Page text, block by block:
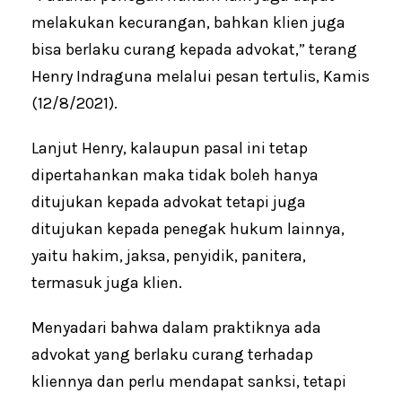
melakukan kecurangan, bahkan klien juga
bisa berlaku curang kepada advokat,” terang
Henry Indraguna melalui pesan tertulis, Kamis
(12/8/2021).
Lanjut Henry, kalaupun pasal ini tetap
dipertahankan maka tidak boleh hanya
ditujukan kepada advokat tetapi juga
ditujukan kepada penegak hukum lainnya,
yaitu hakim, jaksa, penyidik, panitera,
termasuk juga klien.
Menyadari bahwa dalam praktiknya ada
advokat yang berlaku curang terhadap
kliennya dan perlu mendapat sanksi, tetapi